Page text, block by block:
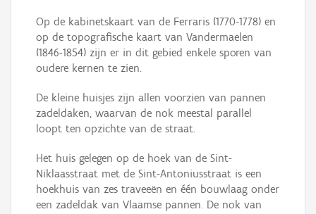
Op de kabinetskaart van de Ferraris (1770-1778) en
op de topografische kaart van Vandermaelen
(1846-1854) zijn er in dit gebied enkele sporen van
oudere kernen te zien.
De kleine huisjes zijn allen voorzien van pannen
zadeldaken, waarvan de nok meestal parallel
loopt ten opzichte van de straat.
Het huis gelegen op de hoek van de Sint-
Niklaasstraat met de Sint-Antoniusstraat is een
hoekhuis van zes traveeën en één bouwlaag onder
een zadeldak van Vlaamse pannen. De nok van